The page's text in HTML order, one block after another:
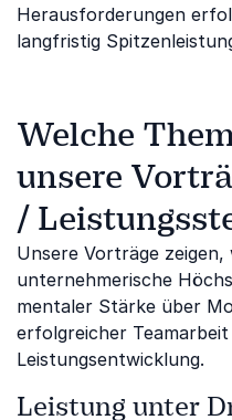
Herausforderungen
langfristig
Welche
unsere
/
Unsere Vorträge
unternehmerische
mentaler Stärke über
erfolgreicher
Leistungsentwicklung.
Leistung unter